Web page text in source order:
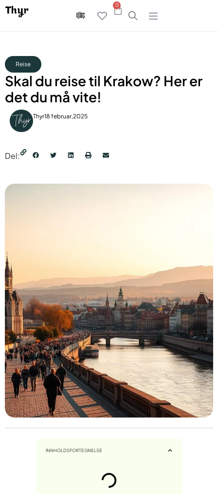
0
Reise
Skal du reise til Krakow? Her er
det du må vite!
Thyr18 februar,2025
Del:
INNHOLDSFORTEGNELSE